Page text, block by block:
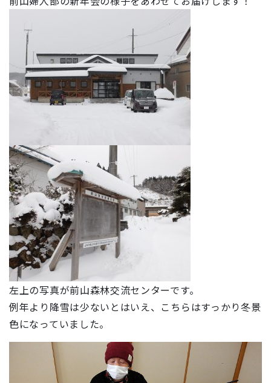
左上の写真が前山森林交流センターです。
例年より降雪は少ないとはいえ、こちらはすっかり冬景
色になっていました。